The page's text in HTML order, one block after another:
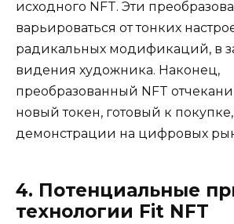
исходного NFT. Эти
варьироваться от тонких
радикальных модификаций, в
видения художника. Наконец,
преобразованный NFT
новый токен, готовый к
демонстрации на цифровых
4. Потенциальные
технологии Fit NFT